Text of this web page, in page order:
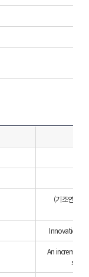
(기조연설)
Innovation
An